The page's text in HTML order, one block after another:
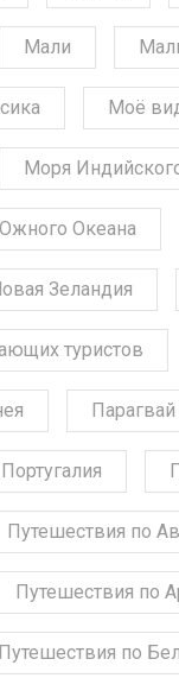
Мали
Моё
Моря
Океана
Зеландия
туристов
Парагвай
Португалия
Путешествия по
Путешествия по
Путешествия по